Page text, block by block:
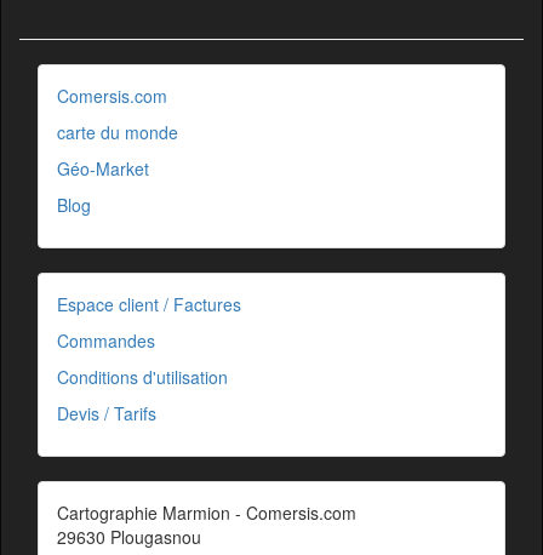
Comersis.com
carte du monde
Géo-Market
Blog
Espace client / Factures
Commandes
Conditions d'utilisation
Devis / Tarifs
Cartographie Marmion - Comersis.com
29630 Plougasnou